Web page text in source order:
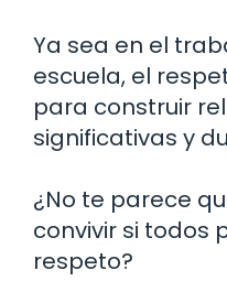
Ya sea en el
escuela, el
para construir
significativas y
¿No te parece
convivir si todos
respeto?